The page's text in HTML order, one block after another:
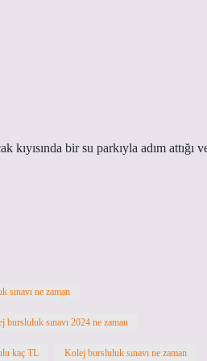
bir su parkıyla adım attığı
sınavı ne zaman
bursluluk sınavı 2024 ne zaman
kaç TL Kolej bursluluk sınavı ne zaman